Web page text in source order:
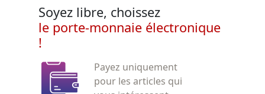
Soyez libre, choissez
le porte-monnaie électronique
!
Payez uniquement
pour les articles qui